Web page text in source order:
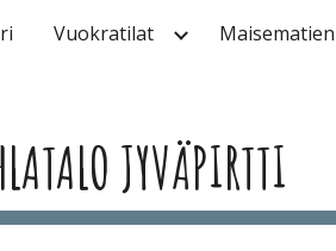
Skip to
Vuokratilat
JYVÄPIRTTI